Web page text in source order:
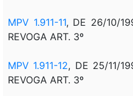
MPV 1.911-11, DE 26/10/
REVOGA ART. 3º
MPV 1.911-12, DE 25/11/
REVOGA ART. 3º